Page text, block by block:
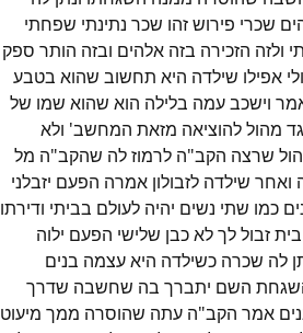
שכרי פירוש זהו שכר נתינתי שפחתי
הזכירה בזה אלהים ובזה הותר ספק
אפילו שילדה היא תחשוב שהוא בטבע
וישכב עמה בלילה הוא שהוא שמו של
מהול להוציאה מזאת המחשב' ולא
שרצה הקב"ה לרמוז לה שהקב"ה מל
שילדה לזבולון אמרה הפעם יזבלני
כמו שתי נשים יהיה לעולם בביתי ודירתו
זבול לך לא כבן שלישי הפעם ילוה
לה שכרה כשילדה היא עצמה בנים
השם יתברך בה שחשבה שדרך
אמר הקב"ה עתה שהוסרה ממך מיעוט